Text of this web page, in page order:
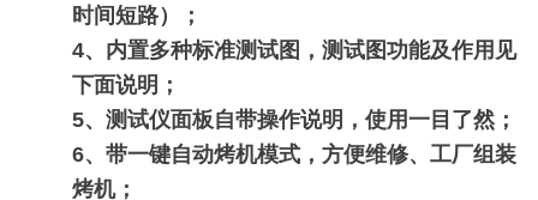
时间短路）；
4、内置多种标准测试图，测试图功能及作用见
下面说明；
5、测试仪面板自带操作说明，使用一目了然；
6、带一键自动烤机模式，方便维修、工厂组装
烤机；